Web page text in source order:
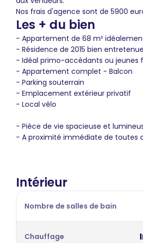
Nos frais d'agence sont de 5900
Les + du bien
- Appartement de 68 m²
- Résidence de 2015 bien
- Idéal primo-accédants ou jeunes
- Appartement complet - Balcon
- Parking souterrain
- Emplacement extérieur privatif
- Local vélo
- Pièce de vie spacieuse et
- A proximité immédiate de toutes
Intérieur
Nombre de salles de bain
Chauffage